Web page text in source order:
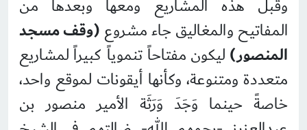
وقبل هذه المشاريع ومعها وبعدها من
المفاتيح والمغاليق جاء مشروع (وقف مسجد
المنصور) ليكون مفتاحاً تنموياً كبيراً لمشاريع
متعددة ومتنوعة، وكأنها أيقونات لموقع واحد،
خاصةً حينما وَجَدَ وَرَثَة الأمير منصور بن